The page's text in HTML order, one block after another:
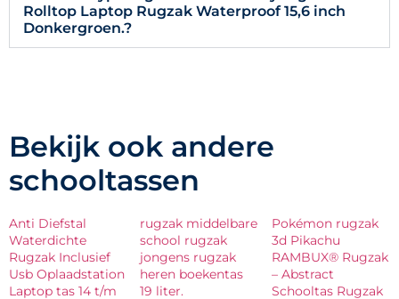
Rolltop Laptop Rugzak Waterproof 15,6 inch
Donkergroen.?
Bekijk ook andere
schooltassen
Anti Diefstal
Waterdichte
Rugzak Inclusief
Usb Oplaadstation
Laptop tas 14 t/m
rugzak middelbare
school rugzak
jongens rugzak
heren boekentas
19 liter.
Pokémon rugzak
3d Pikachu
RAMBUX® Rugzak
– Abstract
Schooltas Rugzak